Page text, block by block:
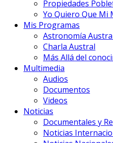
Propiedades
Yo Quiero Que Mi
Mis Programas
Astronomía
Charla Austral
Más Allá del
Multimedia
Audios
Documentos
Videos
Noticias
Documentales y
Noticias